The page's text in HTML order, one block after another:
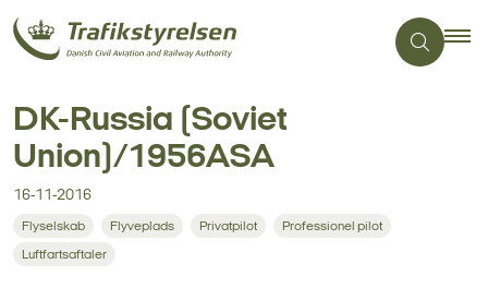
DK-Russia (Soviet
Union)/1956ASA
16-11-2016
Flyselskab Flyveplads Privatpilot Professionel pilot
Luftfartsaftaler